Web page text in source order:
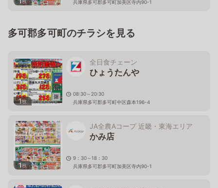
枚
兵庫県多可郡多可町加美区寺内90-1
多可郡多可町のチラシを見る
1枚
全日食チェーン
ひょうたんや
08:30～20:30
兵庫県多可郡多可町中区森本196-4
1枚
JA全農Aコープ 近畿・東海エリア
かみ店
9：30～18：30
兵庫県多可郡多可町加美区寺内90-1